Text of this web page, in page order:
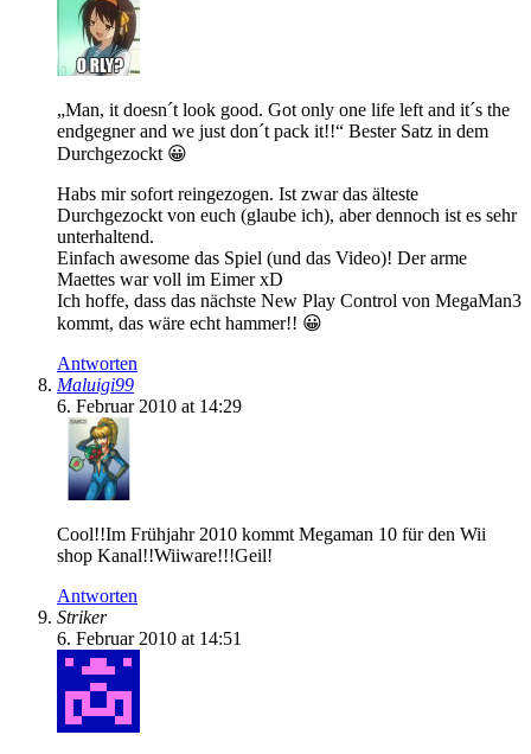
„Man, it doesn´t look good. Got only one life left and it´s the
endgegner and we just don´t pack it!!“ Bester Satz in dem
Durchgezockt 😀
Habs mir sofort reingezogen. Ist zwar das älteste
Durchgezockt von euch (glaube ich), aber dennoch ist es sehr
unterhaltend.
Einfach awesome das Spiel (und das Video)! Der arme
Maettes war voll im Eimer xD
Ich hoffe, dass das nächste New Play Control von MegaMan3
kommt, das wäre echt hammer!! 😀
Antworten
Maluigi99
6. Februar 2010 at 14:29
Cool!!Im Frühjahr 2010 kommt Megaman 10 für den Wii
shop Kanal!!Wiiware!!!Geil!
Antworten
Striker
6. Februar 2010 at 14:51